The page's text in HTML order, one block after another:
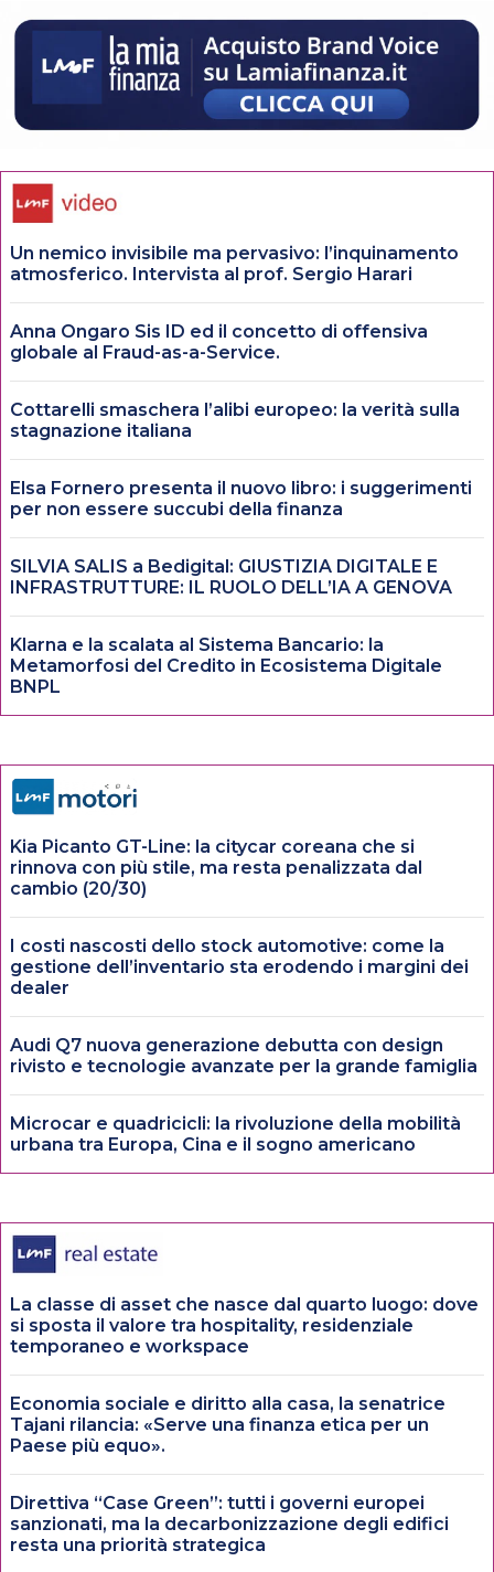
Un nemico invisibile ma pervasivo: l’inquinamento
atmosferico. Intervista al prof. Sergio Harari
Anna Ongaro Sis ID ed il concetto di offensiva
globale al Fraud-as-a-Service.
Cottarelli smaschera l’alibi europeo: la verità sulla
stagnazione italiana
Elsa Fornero presenta il nuovo libro: i suggerimenti
per non essere succubi della finanza
SILVIA SALIS a Bedigital: GIUSTIZIA DIGITALE E
INFRASTRUTTURE: IL RUOLO DELL’IA A GENOVA
Klarna e la scalata al Sistema Bancario: la
Metamorfosi del Credito in Ecosistema Digitale
BNPL
Kia Picanto GT-Line: la citycar coreana che si
rinnova con più stile, ma resta penalizzata dal
cambio (20/30)
I costi nascosti dello stock automotive: come la
gestione dell’inventario sta erodendo i margini dei
dealer
Audi Q7 nuova generazione debutta con design
rivisto e tecnologie avanzate per la grande famiglia
Microcar e quadricicli: la rivoluzione della mobilità
urbana tra Europa, Cina e il sogno americano
La classe di asset che nasce dal quarto luogo: dove
si sposta il valore tra hospitality, residenziale
temporaneo e workspace
Economia sociale e diritto alla casa, la senatrice
Tajani rilancia: «Serve una finanza etica per un
Paese più equo».
Direttiva “Case Green”: tutti i governi europei
sanzionati, ma la decarbonizzazione degli edifici
resta una priorità strategica